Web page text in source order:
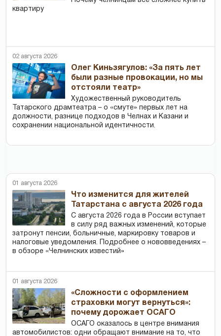
квартиру
02 августа 2026
Олег Киньзягулов: «За пять лет
были разные провокации, но мы
отстояли театр»
Художественный руководитель
Татарского драмтеатра – о «смуте» первых лет на
должности, разнице подходов в Челнах и Казани и
сохранении национальной идентичности.
01 августа 2026
Что изменится для жителей
Татарстана с августа 2026 года
С августа 2026 года в России вступает
в силу ряд важных изменений, которые
затронут пенсии, больничные, маркировку товаров и
налоговые уведомления. Подробнее о нововведениях –
в обзоре «Челнинских известий»
01 августа 2026
«Сложности с оформлением
страховки могут вернуться»:
почему дорожает ОСАГО
ОСАГО оказалось в центре внимания
автомобилистов: одни обращают внимание на то, что